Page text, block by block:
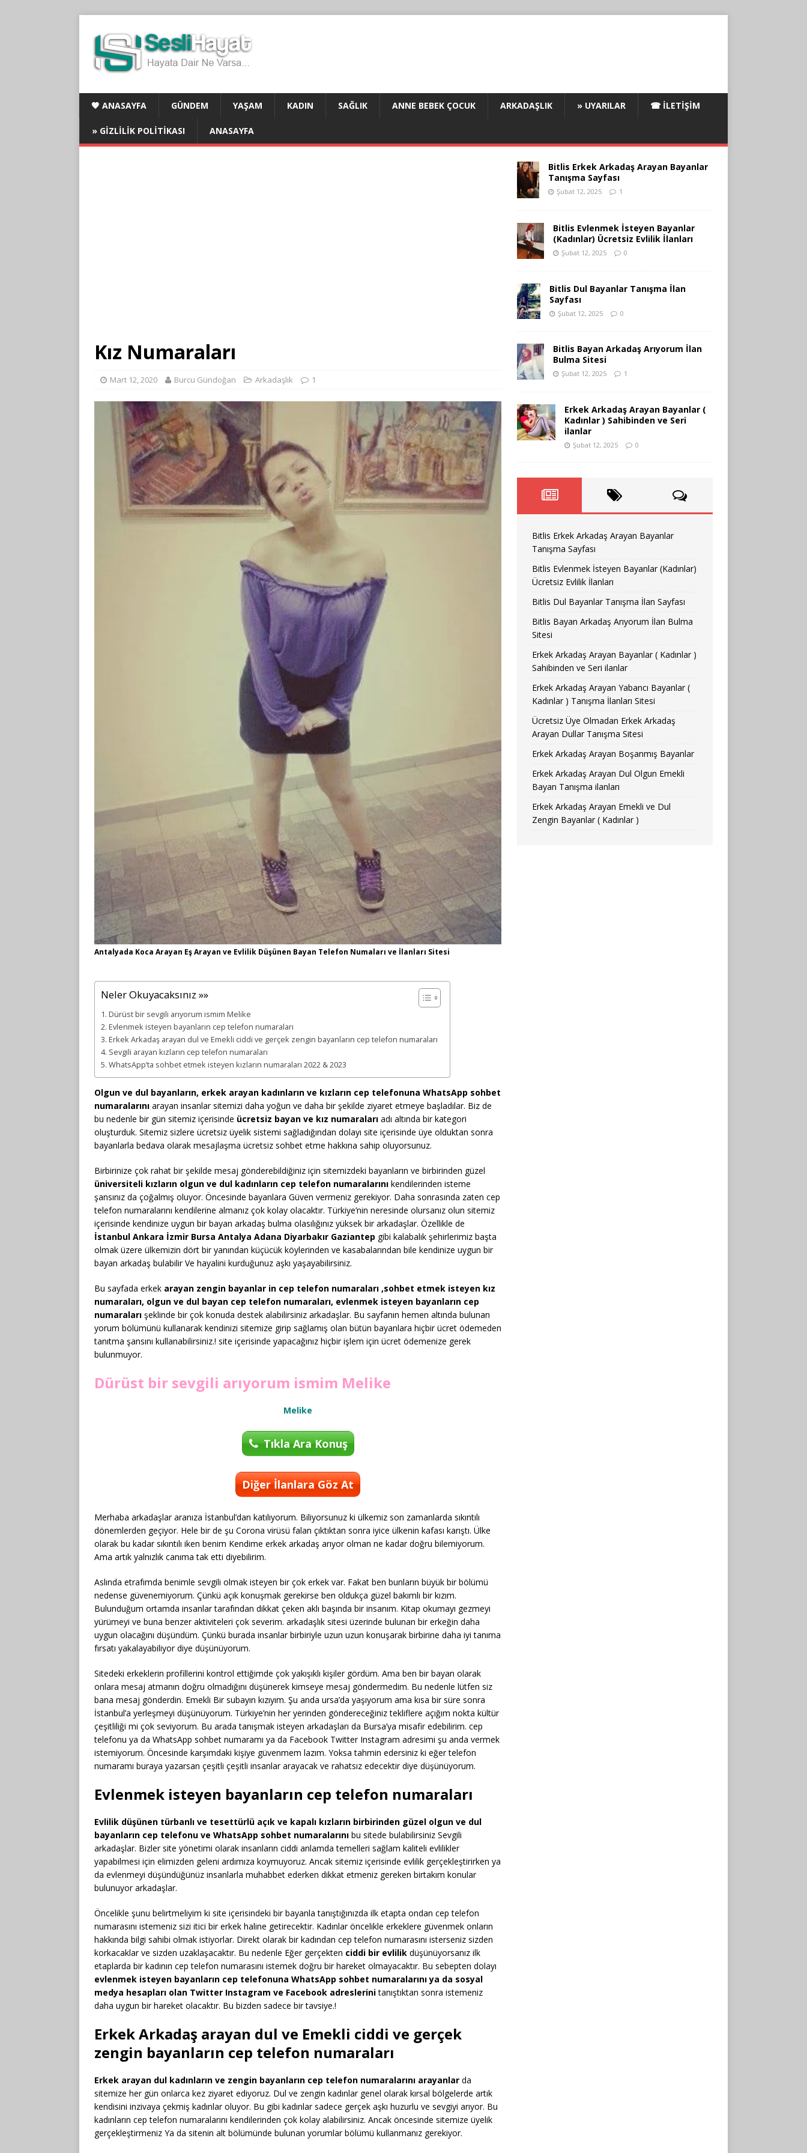
🧡 ANASAYFA GÜNDEM YAŞAM KADIN SAĞLIK ANNE BEBEK ÇOCUK ARKADAŞLIK » UYARILAR ☎ İLETIŞIM
» GIZLILIK POLITIKASI ANASAYFA
Kız Numaraları
Mart 12, 2020 Burcu Gündoğan Arkadaşlık 1
Antalyada Koca Arayan Eş Arayan ve Evlilik Düşünen Bayan Telefon Numaları ve İlanları Sitesi
Neler Okuyacaksınız »»
Dürüst bir sevgili arıyorum ismim Melike
Evlenmek isteyen bayanların cep telefon numaraları
Erkek Arkadaş arayan dul ve Emekli ciddi ve gerçek zengin bayanların cep telefon numaraları
Sevgili arayan kızların cep telefon numaraları
WhatsApp’ta sohbet etmek isteyen kızların numaraları 2022 & 2023
Olgun ve dul bayanların, erkek arayan kadınların ve kızların cep telefonuna WhatsApp sohbet
numaralarını arayan insanlar sitemizi daha yoğun ve daha bir şekilde ziyaret etmeye başladılar. Biz de
bu nedenle bir gün sitemiz içerisinde ücretsiz bayan ve kız numaraları adı altında bir kategori
oluşturduk. Sitemiz sizlere ücretsiz üyelik sistemi sağladığından dolayı site içerisinde üye olduktan sonra
bayanlarla bedava olarak mesajlaşma ücretsiz sohbet etme hakkına sahip oluyorsunuz.
Birbirinize çok rahat bir şekilde mesaj gönderebildiğiniz için sitemizdeki bayanların ve birbirinden güzel
üniversiteli kızların olgun ve dul kadınların cep telefon numaralarını kendilerinden isteme
şansınız da çoğalmış oluyor. Öncesinde bayanlara Güven vermeniz gerekiyor. Daha sonrasında zaten cep
telefon numaralarını kendilerine almanız çok kolay olacaktır. Türkiye’nin neresinde olursanız olun sitemiz
içerisinde kendinize uygun bir bayan arkadaş bulma olasılığınız yüksek bir arkadaşlar. Özellikle de
İstanbul Ankara İzmir Bursa Antalya Adana Diyarbakır Gaziantep gibi kalabalık şehirlerimiz başta
olmak üzere ülkemizin dört bir yanından küçücük köylerinden ve kasabalarından bile kendinize uygun bir
bayan arkadaş bulabilir Ve hayalini kurduğunuz aşkı yaşayabilirsiniz.
Bu sayfada erkek arayan zengin bayanlar in cep telefon numaraları ,sohbet etmek isteyen kız
numaraları, olgun ve dul bayan cep telefon numaraları, evlenmek isteyen bayanların cep
numaraları şeklinde bir çok konuda destek alabilirsiniz arkadaşlar. Bu sayfanın hemen altında bulunan
yorum bölümünü kullanarak kendinizi sitemize girip sağlamış olan bütün bayanlara hiçbir ücret ödemeden
tanıtma şansını kullanabilirsiniz.! site içerisinde yapacağınız hiçbir işlem için ücret ödemenize gerek
bulunmuyor.
Dürüst bir sevgili arıyorum ismim Melike
Melike
Tıkla Ara Konuş
Diğer İlanlara Göz At
Merhaba arkadaşlar aranıza İstanbul’dan katılıyorum. Biliyorsunuz ki ülkemiz son zamanlarda sıkıntılı
dönemlerden geçiyor. Hele bir de şu Corona virüsü falan çıktıktan sonra iyice ülkenin kafası karıştı. Ülke
olarak bu kadar sıkıntılı iken benim Kendime erkek arkadaş arıyor olman ne kadar doğru bilemiyorum.
Ama artık yalnızlık canıma tak etti diyebilirim.
Aslında etrafımda benimle sevgili olmak isteyen bir çok erkek var. Fakat ben bunların büyük bir bölümü
nedense güvenemiyorum. Çünkü açık konuşmak gerekirse ben oldukça güzel bakımlı bir kızım.
Bulunduğum ortamda insanlar tarafından dikkat çeken aklı başında bir insanım. Kitap okumayı gezmeyi
yürümeyi ve buna benzer aktiviteleri çok severim. arkadaşlık sitesi üzerinde bulunan bir erkeğin daha
uygun olacağını düşündüm. Çünkü burada insanlar birbiriyle uzun uzun konuşarak birbirine daha iyi tanıma
fırsatı yakalayabiliyor diye düşünüyorum.
Sitedeki erkeklerin profillerini kontrol ettiğimde çok yakışıklı kişiler gördüm. Ama ben bir bayan olarak
onlara mesaj atmanın doğru olmadığını düşünerek kimseye mesaj göndermedim. Bu nedenle lütfen siz
bana mesaj gönderdin. Emekli Bir subayın kızıyım. Şu anda ursa’da yaşıyorum ama kısa bir süre sonra
İstanbul’a yerleşmeyi düşünüyorum. Türkiye’nin her yerinden göndereceğiniz tekliflere açığım nokta kültür
çeşitliliği mi çok seviyorum. Bu arada tanışmak isteyen arkadaşları da Bursa’ya misafir edebilirim. cep
telefonu ya da WhatsApp sohbet numaramı ya da Facebook Twitter Instagram adresimi şu anda vermek
istemiyorum. Öncesinde karşımdaki kişiye güvenmem lazım. Yoksa tahmin edersiniz ki eğer telefon
numaramı buraya yazarsan çeşitli çeşitli insanlar arayacak ve rahatsız edecektir diye düşünüyorum.
Evlenmek isteyen bayanların cep telefon numaraları
Evlilik düşünen türbanlı ve tesettürlü açık ve kapalı kızların birbirinden güzel olgun ve dul
bayanların cep telefonu ve WhatsApp sohbet numaralarını bu sitede bulabilirsiniz Sevgili
arkadaşlar. Bizler site yönetimi olarak insanların ciddi anlamda temelleri sağlam kaliteli evlilikler
yapabilmesi için elimizden geleni ardımıza koymuyoruz. Ancak sitemiz içerisinde evlilik gerçekleştirirken ya
da evlenmeyi düşündüğünüz insanlarla muhabbet ederken dikkat etmeniz gereken birtakım konular
bulunuyor arkadaşlar.
Öncelikle şunu belirtmeliyim ki site içerisindeki bir bayanla tanıştığınızda ilk etapta ondan cep telefon
numarasını istemeniz sizi itici bir erkek haline getirecektir. Kadınlar öncelikle erkeklere güvenmek onların
hakkında bilgi sahibi olmak istiyorlar. Direkt olarak bir kadından cep telefon numarasını isterseniz sizden
korkacaklar ve sizden uzaklaşacaktır. Bu nedenle Eğer gerçekten ciddi bir evlilik düşünüyorsanız ilk
etaplarda bir kadının cep telefon numarasını istemek doğru bir hareket olmayacaktır. Bu sebepten dolayı
evlenmek isteyen bayanların cep telefonuna WhatsApp sohbet numaralarını ya da sosyal
medya hesapları olan Twitter Instagram ve Facebook adreslerinitanıştıktan sonra istemeniz
daha uygun bir hareket olacaktır. Bu bizden sadece bir tavsiye.!
Erkek Arkadaş arayan dul ve Emekli ciddi ve gerçek
zengin bayanların cep telefon numaraları
Erkek arayan dul kadınların ve zengin bayanların cep telefon numaralarını arayanlar da
sitemize her gün onlarca kez ziyaret ediyoruz. Dul ve zengin kadınlar genel olarak kırsal bölgelerde artık
kendisini inzivaya çekmiş kadınlar oluyor. Bu gibi kadınlar sadece gerçek aşkı huzurlu ve sevgiyi arıyor. Bu
kadınların cep telefon numaralarını kendilerinden çok kolay alabilirsiniz. Ancak öncesinde sitemize üyelik
gerçekleştirmeniz Ya da sitenin alt bölümünde bulunan yorumlar bölümü kullanmanız gerekiyor.
Bitlis Erkek Arkadaş Arayan Bayanlar
Tanışma Sayfası
Şubat 12, 2025 1
Bitlis Evlenmek İsteyen Bayanlar
(Kadınlar) Ücretsiz Evlilik İlanları
Şubat 12, 2025 0
Bitlis Dul Bayanlar Tanışma İlan
Sayfası
Şubat 12, 2025 0
Bitlis Bayan Arkadaş Arıyorum İlan
Bulma Sitesi
Şubat 12, 2025 1
Erkek Arkadaş Arayan Bayanlar (
Kadınlar ) Sahibinden ve Seri
ilanlar
Şubat 12, 2025 0
Bitlis Erkek Arkadaş Arayan Bayanlar
Tanışma Sayfası
Bitlis Evlenmek İsteyen Bayanlar (Kadınlar)
Ücretsiz Evlilik İlanları
Bitlis Dul Bayanlar Tanışma İlan Sayfası
Bitlis Bayan Arkadaş Arıyorum İlan Bulma
Sitesi
Erkek Arkadaş Arayan Bayanlar ( Kadınlar )
Sahibinden ve Seri ilanlar
Erkek Arkadaş Arayan Yabancı Bayanlar (
Kadınlar ) Tanışma İlanları Sitesi
Ücretsiz Üye Olmadan Erkek Arkadaş
Arayan Dullar Tanışma Sitesi
Erkek Arkadaş Arayan Boşanmış Bayanlar
Erkek Arkadaş Arayan Dul Olgun Emekli
Bayan Tanışma ilanları
Erkek Arkadaş Arayan Emekli ve Dul
Zengin Bayanlar ( Kadınlar )